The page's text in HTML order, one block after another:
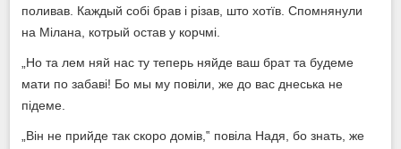
поливав. Каждый собі брав і різав, што хотїв. Спомнянули
на Мілана, котрый остав у корчмі.
„Но та лем няй нас ту теперь няйде ваш брат та будеме
мати по забаві! Бо мы му повіли, же до вас днеська не
підеме.
„Він не прийде так скоро домів,‟ повіла Надя, бо знать, же